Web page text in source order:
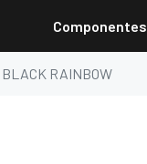
Componentes
BLACK RAINBOW